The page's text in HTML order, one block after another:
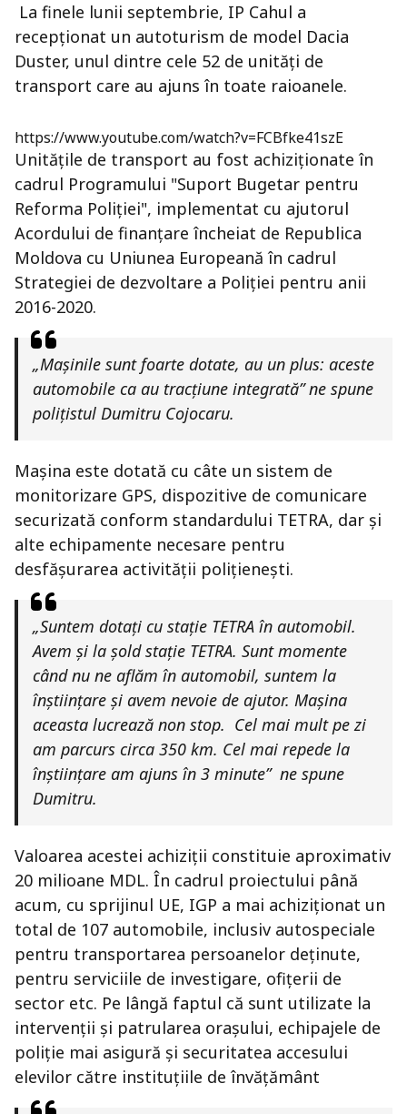
La finele lunii septembrie, IP Cahul a
recepționat un autoturism de model Dacia
Duster, unul dintre cele 52 de unități de
transport care au ajuns în toate raioanele.
https://www.youtube.com/watch?v=FCBfke41szE
Unitățile de transport au fost achiziționate în
cadrul Programului "Suport Bugetar pentru
Reforma Poliției", implementat cu ajutorul
Acordului de finanțare încheiat de Republica
Moldova cu Uniunea Europeană în cadrul
Strategiei de dezvoltare a Poliției pentru anii
2016-2020.
„Mașinile sunt foarte dotate, au un plus: aceste
automobile ca au tracțiune integrată” ne spune
polițistul Dumitru Cojocaru.
Mașina este dotată cu câte un sistem de
monitorizare GPS, dispozitive de comunicare
securizată conform standardului TETRA, dar şi
alte echipamente necesare pentru
desfășurarea activității polițienești.
„Suntem dotați cu stație TETRA în automobil.
Avem și la șold stație TETRA. Sunt momente
când nu ne aflăm în automobil, suntem la
înștiințare și avem nevoie de ajutor. Mașina
aceasta lucrează non stop. Cel mai mult pe zi
am parcurs circa 350 km. Cel mai repede la
înștiințare am ajuns în 3 minute” ne spune
Dumitru.
Valoarea acestei achiziții constituie aproximativ
20 milioane MDL. În cadrul proiectului până
acum, cu sprijinul UE, IGP a mai achiziționat un
total de 107 automobile, inclusiv autospeciale
pentru transportarea persoanelor deținute,
pentru serviciile de investigare, ofițerii de
sector etc. Pe lângă faptul că sunt utilizate la
intervenții și patrularea orașului, echipajele de
poliție mai asigură și securitatea accesului
elevilor către instituțiile de învățământ